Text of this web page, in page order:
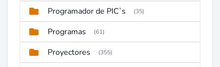
Programador de PIC`s (35)
Programas (61)
Proyectores (355)